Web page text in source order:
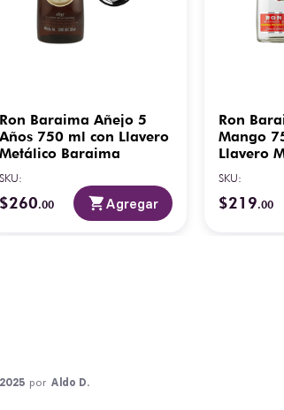
Ron Baraima Añejo 5
Años 750 ml con Llavero
Metálico Baraima
SKU:
$260.00 Agregar
Ron
Mango
Llavero
SKU:
$219.00
por Aldo D.